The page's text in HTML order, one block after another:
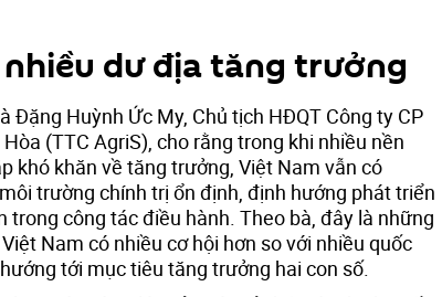
dư địa tăng trưởng
Đặng Huỳnh Ức My, Chủ tịch HĐQT Công ty CP
(TTC AgriS), cho rằng trong khi nhiều nền
khó khăn về tăng trưởng, Việt Nam vẫn có
trường chính trị ổn định, định hướng phát triển
trong công tác điều hành. Theo bà, đây là những
Nam có nhiều cơ hội hơn so với nhiều quốc
tới mục tiêu tăng trưởng hai con số.